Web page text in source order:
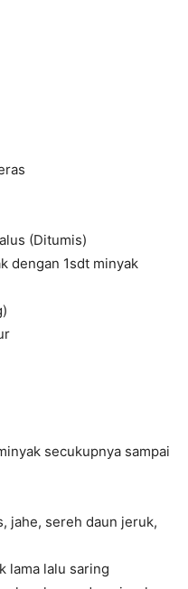
(Ditumis)
dengan 1sdt minyak
secukupnya sampai
jahe, sereh daun jeruk,
lama lalu saring